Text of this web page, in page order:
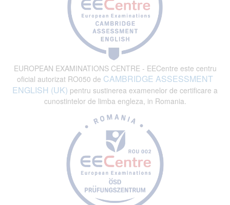
EUROPEAN EXAMINATIONS CENTRE - EECentre este centru
oficial autorizat RO050 de CAMBRIDGE ASSESSMENT
ENGLISH (UK) pentru sustinerea examenelor de certificare a
cunostintelor de limba engleza, in Romania.